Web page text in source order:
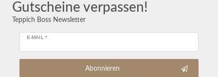
Gutscheine verpassen!
Teppich Boss Newsletter
E-MAIL *
Abonnieren